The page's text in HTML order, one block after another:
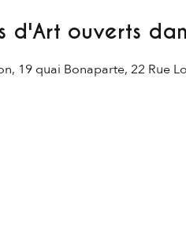
d'Art ouverts
19 quai Bonaparte, 22 Rue